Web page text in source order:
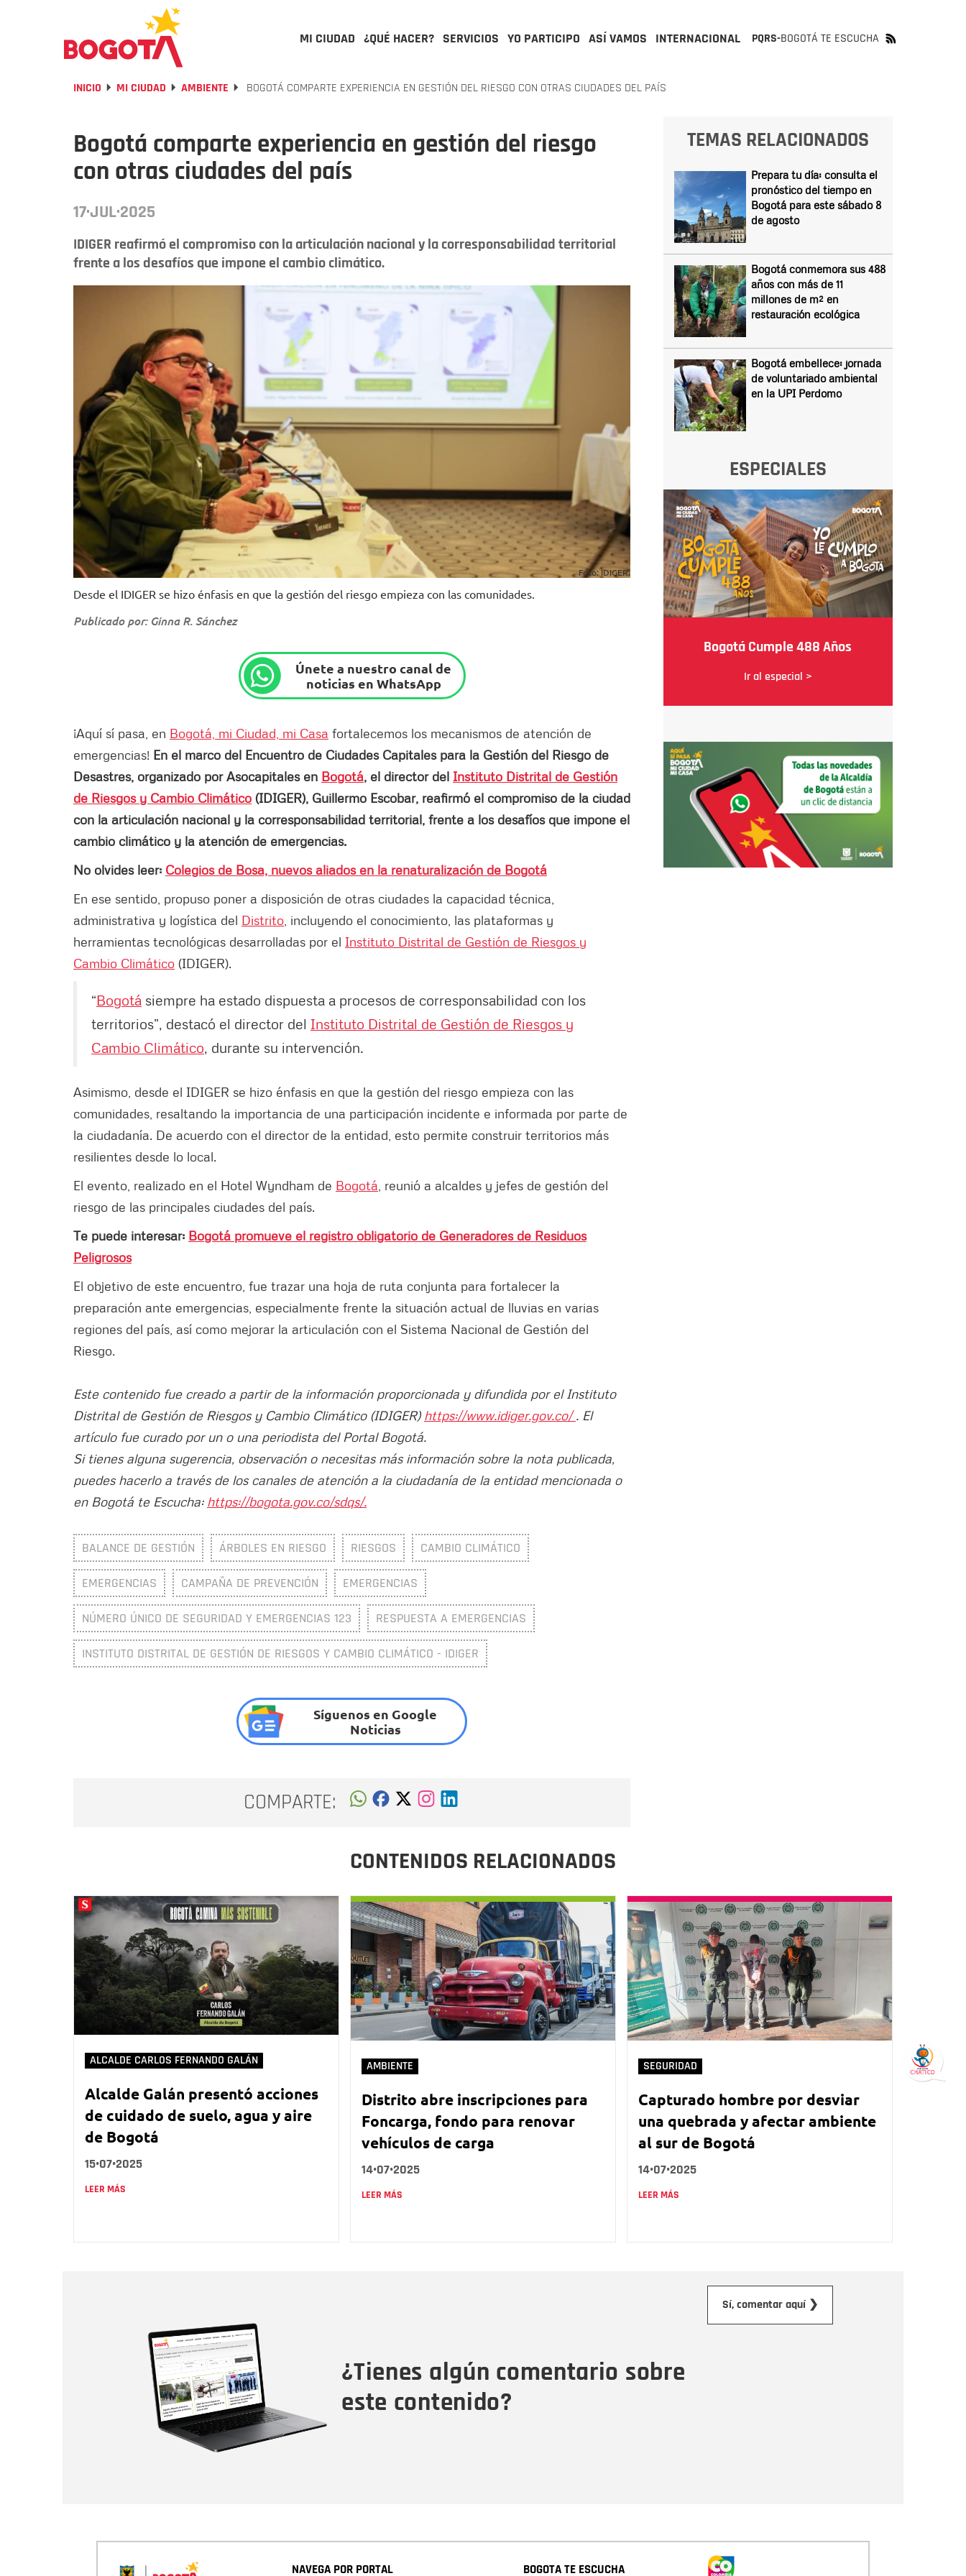
MI CIUDAD ¿QUÉ HACER? SERVICIOS YO PARTICIPO ASÍ VAMOS INTERNACIONAL PQRS-BOGOTÁ TE ESCUCHA
INICIO MI CIUDAD AMBIENTE BOGOTÁ COMPARTE EXPERIENCIA EN GESTIÓN DEL RIESGO CON OTRAS CIUDADES DEL PAÍS
Bogotá comparte experiencia en gestión del riesgo
con otras ciudades del país
17·JUL·2025
IDIGER reafirmó el compromiso con la articulación nacional y la corresponsabilidad territorial
frente a los desafíos que impone el cambio climático.
Foto: IDIGER.
Desde el IDIGER se hizo énfasis en que la gestión del riesgo empieza con las comunidades.
Publicado por: Ginna R. Sánchez
Únete a nuestro canal de
noticias en WhatsApp
¡Aquí sí pasa, en Bogotá, mi Ciudad, mi Casa fortalecemos los mecanismos de atención de
emergencias! En el marco del Encuentro de Ciudades Capitales para la Gestión del Riesgo de
Desastres, organizado por Asocapitales en Bogotá, el director del Instituto Distrital de Gestión
de Riesgos y Cambio Climático (IDIGER), Guillermo Escobar, reafirmó el compromiso de la ciudad
con la articulación nacional y la corresponsabilidad territorial, frente a los desafíos que impone el
cambio climático y la atención de emergencias.
No olvides leer: Colegios de Bosa, nuevos aliados en la renaturalización de Bogotá
En ese sentido, propuso poner a disposición de otras ciudades la capacidad técnica,
administrativa y logística del Distrito , incluyendo el conocimiento, las plataformas y
herramientas tecnológicas desarrolladas por el Instituto Distrital de Gestión de Riesgos y
Cambio Climático (IDIGER).
“Bogotá siempre ha estado dispuesta a procesos de corresponsabilidad con los
territorios”, destacó el director del Instituto Distrital de Gestión de Riesgos y
Cambio Climático , durante su intervención.
Asimismo, desde el IDIGER se hizo énfasis en que la gestión del riesgo empieza con las
comunidades, resaltando la importancia de una participación incidente e informada por parte de
la ciudadanía. De acuerdo con el director de la entidad, esto permite construir territorios más
resilientes desde lo local.
El evento, realizado en el Hotel Wyndham de Bogotá , reunió a alcaldes y jefes de gestión del
riesgo de las principales ciudades del país.
Te puede interesar: Bogotá promueve el registro obligatorio de Generadores de Residuos
Peligrosos
El objetivo de este encuentro, fue trazar una hoja de ruta conjunta para fortalecer la
preparación ante emergencias, especialmente frente la situación actual de lluvias en varias
regiones del país, así como mejorar la articulación con el Sistema Nacional de Gestión del
Riesgo.
Este contenido fue creado a partir de la información proporcionada y difundida por el Instituto
Distrital de Gestión de Riesgos y Cambio Climático (IDIGER) https://www.idiger.gov.co/. El
artículo fue curado por un o una periodista del Portal Bogotá.
Si tienes alguna sugerencia, observación o necesitas más información sobre la nota publicada,
puedes hacerlo a través de los canales de atención a la ciudadanía de la entidad mencionada o
en Bogotá te Escucha: https://bogota.gov.co/sdqs/.
BALANCE DE GESTIÓN ÁRBOLES EN RIESGO RIESGOS CAMBIO CLIMÁTICO
EMERGENCIAS CAMPAÑA DE PREVENCIÓN EMERGENCIAS
NÚMERO ÚNICO DE SEGURIDAD Y EMERGENCIAS 123 RESPUESTA A EMERGENCIAS
INSTITUTO DISTRITAL DE GESTIÓN DE RIESGOS Y CAMBIO CLIMÁTICO - IDIGER
Síguenos en Google
Noticias
COMPARTE:
TEMAS RELACIONADOS
Prepara tu día: consulta el
pronóstico del tiempo en
Bogotá para este sábado 8
de agosto
Bogotá conmemora sus 488
años con más de 11
millones de m² en
restauración ecológica
Bogotá embellece: jornada
de voluntariado ambiental
en la UPI Perdomo
ESPECIALES
Bogotá Cumple 488 Años
Ir al especial >
CONTENIDOS RELACIONADOS
ALCALDE CARLOS FERNANDO GALÁN
Alcalde Galán presentó acciones
de cuidado de suelo, agua y aire
de Bogotá
15•07•2025
LEER MÁS
AMBIENTE
Distrito abre inscripciones para
Foncarga, fondo para renovar
vehículos de carga
14•07•2025
LEER MÁS
SEGURIDAD
Capturado hombre por desviar
una quebrada y afectar ambiente
al sur de Bogotá
14•07•2025
LEER MÁS
¿Tienes algún comentario sobre
este contenido?
Sí, comentar aquí ❯
NAVEGA POR PORTAL BOGOTA TE ESCUCHA